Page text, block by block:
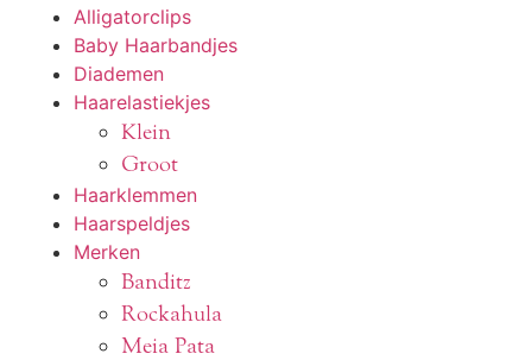
Alligatorclips
Baby Haarbandjes
Diademen
Haarelastiekjes
Klein
Groot
Haarklemmen
Haarspeldjes
Merken
Banditz
Rockahula
Meia Pata